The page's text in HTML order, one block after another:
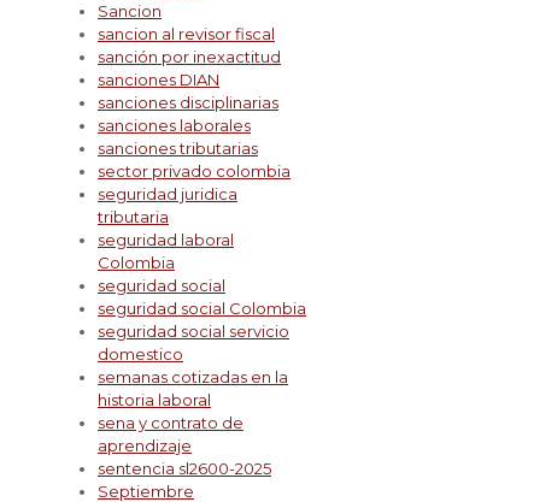
Sancion
sancion al revisor fiscal
sanción por inexactitud
sanciones DIAN
sanciones disciplinarias
sanciones laborales
sanciones tributarias
sector privado colombia
seguridad juridica
tributaria
seguridad laboral
Colombia
seguridad social
seguridad social Colombia
seguridad social servicio
domestico
semanas cotizadas en la
historia laboral
sena y contrato de
aprendizaje
sentencia sl2600-2025
Septiembre